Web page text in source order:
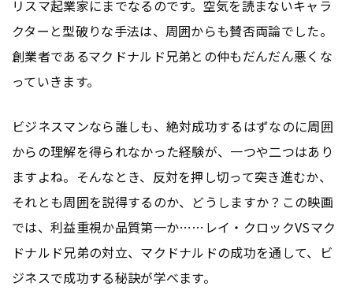
リスマ起業家にまでなるのです。空気を読まないキャラ
クターと型破りな手法は、周囲からも賛否両論でした。
創業者であるマクドナルド兄弟との仲もだんだん悪くな
っていきます。
ビジネスマンなら誰しも、絶対成功するはずなのに周囲
からの理解を得られなかった経験が、一つや二つはあり
ますよね。そんなとき、反対を押し切って突き進むか、
それとも周囲を説得するのか、どうしますか？この映画
では、利益重視か品質第一か……レイ・クロックVSマク
ドナルド兄弟の対立、マクドナルドの成功を通して、ビ
ジネスで成功する秘訣が学べます。